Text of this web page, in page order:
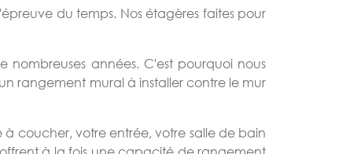
du temps. Nos étagères faites pour
nombreuses années. C'est pourquoi nous
rangement mural à installer contre le mur
coucher, votre entrée, votre salle de bain